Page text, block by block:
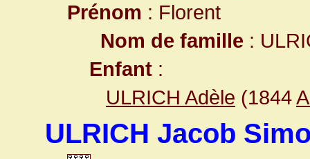
Prénom : Florent
Nom de famille :
Enfant :
ULRICH Adèle (1844
ULRICH Jacob